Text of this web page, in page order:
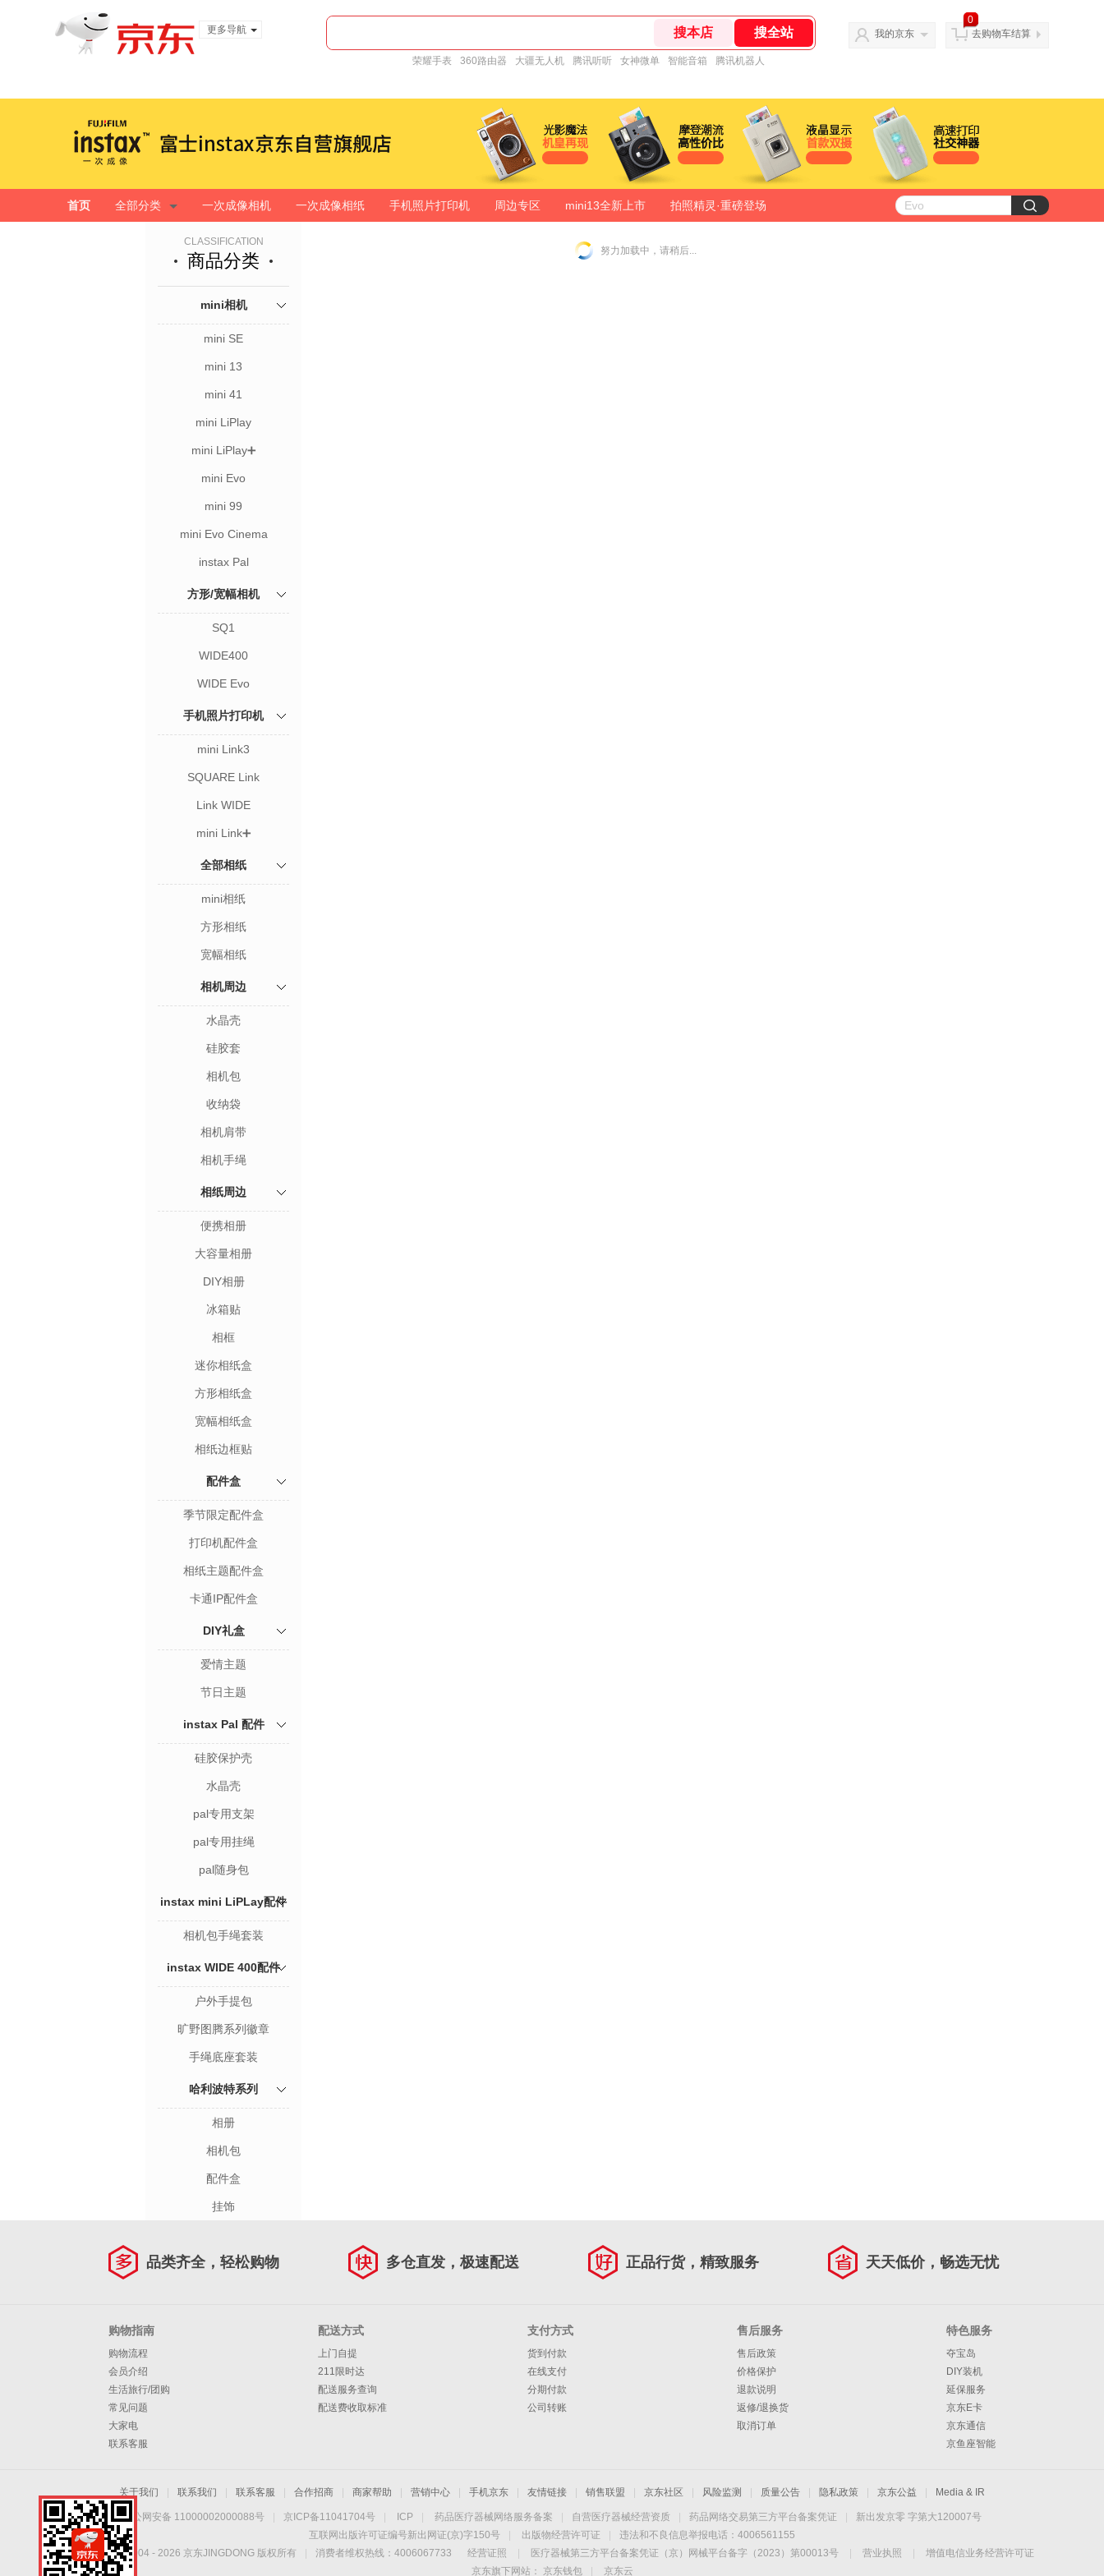
更多导航
荣耀手表 360路由器 大疆无人机 腾讯听听 女神微单 智能音箱 腾讯机器人
我的京东
0
去购物车结算
首页 全部分类 一次成像相机 一次成像相纸 手机照片打印机 周边专区 mini13全新上市 拍照精灵·重磅登场
CLASSIFICATION
商品分类
mini相机
mini SE
mini 13
mini 41
mini LiPlay
mini LiPlay➕
mini Evo
mini 99
mini Evo Cinema
instax Pal
方形/宽幅相机
SQ1
WIDE400
WIDE Evo
手机照片打印机
mini Link3
SQUARE Link
Link WIDE
mini Link➕
全部相纸
mini相纸
方形相纸
宽幅相纸
相机周边
水晶壳
硅胶套
相机包
收纳袋
相机肩带
相机手绳
相纸周边
便携相册
大容量相册
DIY相册
冰箱贴
相框
迷你相纸盒
方形相纸盒
宽幅相纸盒
相纸边框贴
配件盒
季节限定配件盒
打印机配件盒
相纸主题配件盒
卡通IP配件盒
DIY礼盒
爱情主题
节日主题
instax Pal 配件
硅胶保护壳
水晶壳
pal专用支架
pal专用挂绳
pal随身包
instax mini LiPLay配件
相机包手绳套装
instax WIDE 400配件
户外手提包
旷野图腾系列徽章
手绳底座套装
哈利波特系列
相册
相机包
配件盒
挂饰
努力加载中，请稍后...
品类齐全，轻松购物 多仓直发，极速配送 正品行货，精致服务 天天低价，畅选无忧
购物指南
购物流程
会员介绍
生活旅行/团购
常见问题
大家电
联系客服
配送方式
上门自提
211限时达
配送服务查询
配送费收取标准
支付方式
货到付款
在线支付
分期付款
公司转账
售后服务
售后政策
价格保护
退款说明
返修/退换货
取消订单
特色服务
夺宝岛
DIY装机
延保服务
京东E卡
京东通信
京鱼座智能
关于我们 联系我们 联系客服 合作招商 商家帮助 营销中心 手机京东 友情链接 销售联盟 京东社区 风险监测 质量公告 隐私政策 京东公益 Media & IR
京公网安备 11000002000088号 京ICP备11041704号 ICP 药品医疗器械网络服务备案 自营医疗器械经营资质 药品网络交易第三方平台备案凭证
新出发京零 字第大120007号
互联网出版许可证编号新出网证(京)字150号
出版物经营许可证
违法和不良信息举报电话：4006561155
Copyright © 2004 - 2026 京东JINGDONG 版权所有 消费者维权热线：4006067733 经营证照 医疗器械第三方平台备案凭证（京）网械平台备字（2023）第00013号 营业执照
增值电信业务经营许可证
京东旗下网站：
京东钱包 京东云